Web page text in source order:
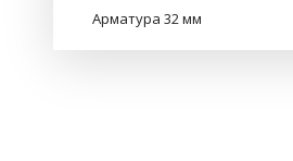
Арматура 32 мм